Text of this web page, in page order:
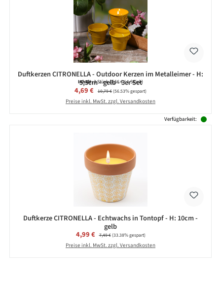
Duftkerzen CITRONELLA - Outdoor Kerzen im Metalleimer - H:
5,5cm - gelb - 3er Set
Inhalt:3 Stück(1,56 € / 1 Stück)
Verkaufspreis:
4,69 € Regulärer Preis:
10,79 €(56.53% gespart)
Preise inkl. MwSt. zzgl. Versandkosten
Verfügbarkeit:
Duftkerze CITRONELLA - Echtwachs in Tontopf - H: 10cm -
gelb
Verkaufspreis:
4,99 € Regulärer Preis:
7,49 €(33.38% gespart)
Preise inkl. MwSt. zzgl. Versandkosten